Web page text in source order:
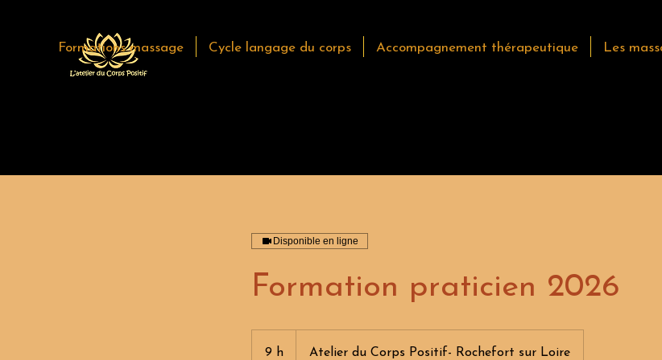
Formations massage Cycle langage du corps Accompagnement thérapeutique Les
Disponible en ligne
Formation praticien 2026
9 h Atelier du Corps Positif- Rochefort sur Loire